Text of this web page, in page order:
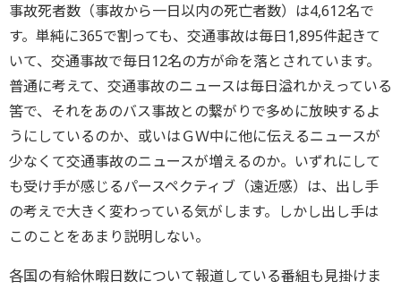
事故死者数（事故から一日以内の死亡者数）は4,612名で
す。単純に365で割っても、交通事故は毎日1,895件起きて
いて、交通事故で毎日12名の方が命を落とされています。
普通に考えて、交通事故のニュースは毎日溢れかえっている
筈で、それをあのバス事故との繋がりで多めに放映するよ
うにしているのか、或いはＧＷ中に他に伝えるニュースが
少なくて交通事故のニュースが増えるのか。いずれにして
も受け手が感じるパースペクティブ（遠近感）は、出し手
の考えで大きく変わっている気がします。しかし出し手は
このことをあまり説明しない。
各国の有給休暇日数について報道している番組も見掛けま